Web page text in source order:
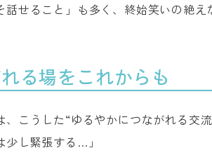
話せること」も多く、終始笑いの絶
る場をこれからも
、こうした“ゆるやかにつながれる交
少し緊張する…」